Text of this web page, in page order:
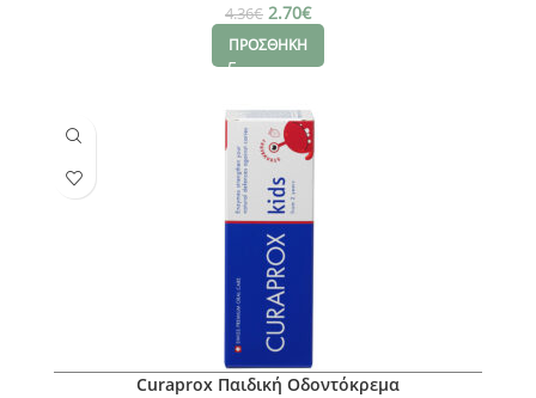
4.36€ 2.70€
ΠΡΟΣΘΗΚΗ
Curaprox Παιδική Οδοντόκρεμα